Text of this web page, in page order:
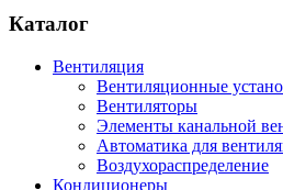
Каталог
Вентиляция
Вентиляционные
Вентиляторы
Элементы канальной
Автоматика для
Воздухораспределение
Кондиционеры